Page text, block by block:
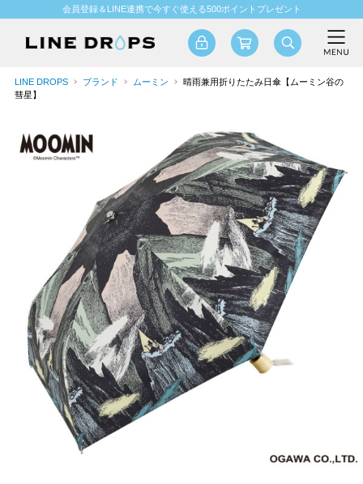
会員登録＆LINE連携で今すぐ使える500ポイントプレゼント
LINE DROPS ブランド ムーミン
晴雨兼用折りたたみ日傘【ムーミン谷の
彗星】